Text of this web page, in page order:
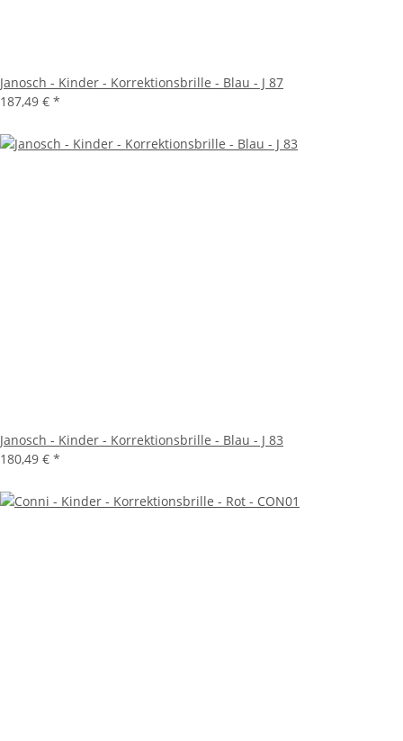
Janosch - Kinder - Korrektionsbrille - Blau - J 87
187,49 € *
Janosch - Kinder - Korrektionsbrille - Blau - J 83
180,49 € *